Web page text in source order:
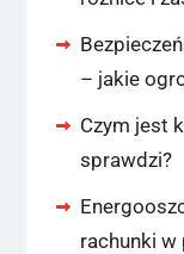
– jakie
Czym jest
sprawdzi?
rachunki w